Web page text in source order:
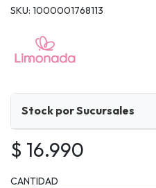
SKU: 1000001768113
Stock por Sucursales
$ 16.990
CANTIDAD